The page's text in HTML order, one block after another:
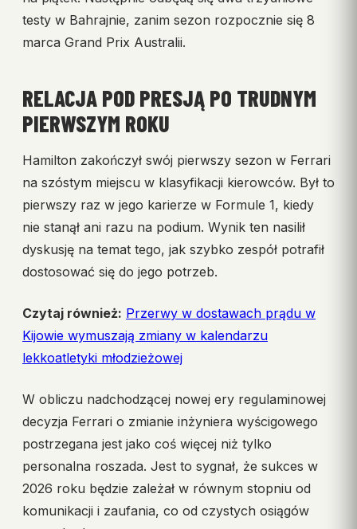
testy w Bahrajnie, zanim sezon rozpocznie się 8
marca Grand Prix Australii.
RELACJA POD PRESJĄ PO TRUDNYM
PIERWSZYM ROKU
Hamilton zakończył swój pierwszy sezon w Ferrari
na szóstym miejscu w klasyfikacji kierowców. Był to
pierwszy raz w jego karierze w Formule 1, kiedy
nie stanął ani razu na podium. Wynik ten nasilił
dyskusję na temat tego, jak szybko zespół potrafił
dostosować się do jego potrzeb.
Czytaj również: Przerwy w dostawach prądu w
Kijowie wymuszają zmiany w kalendarzu
lekkoatletyki młodzieżowej
W obliczu nadchodzącej nowej ery regulaminowej
decyzja Ferrari o zmianie inżyniera wyścigowego
postrzegana jest jako coś więcej niż tylko
personalna roszada. Jest to sygnał, że sukces w
2026 roku będzie zależał w równym stopniu od
komunikacji i zaufania, co od czystych osiągów